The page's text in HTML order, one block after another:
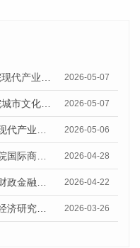
2026-05-07
2026-05-07
2026-05-06
2026-04-28
2026-04-22
2026-03-26